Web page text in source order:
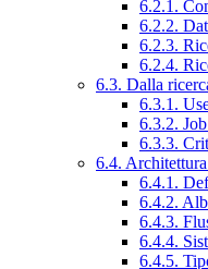
6.2.1.
6.2.2.
6.2.3.
6.2.4.
6.3. Dalla
6.3.1.
6.3.2.
6.3.3.
6.4.
6.4.1.
6.4.2.
6.4.3.
6.4.4.
6.4.5.